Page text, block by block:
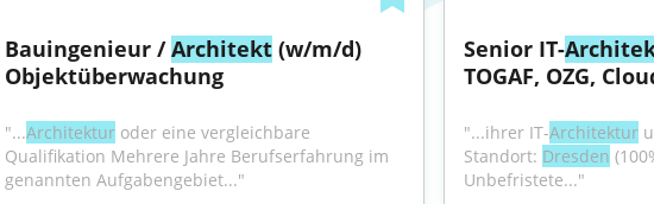
Bauingenieur / Architekt (w/m/d)
Objektüberwachung
"...Architektur oder eine vergleichbare
Qualifikation Mehrere Jahre Berufserfahrung im
genannten Aufgabengebiet..."
Senior IT-
TOGAF, OZG,
"...ihrer IT-Architektur
Standort: Dresden
Unbefristete..."